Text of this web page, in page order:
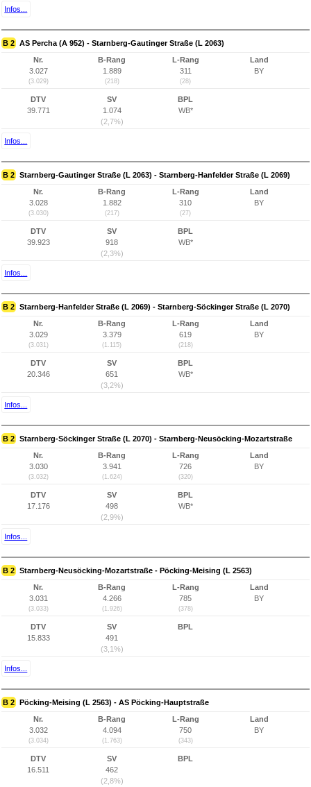
Infos...
B 2 AS Percha (A 952) - Starnberg-Gautinger Straße (L 2063)
Nr.
3.027
(3.029)
B-Rang
1.889
(218)
L-Rang
311
(28)
Land
BY
DTV
39.771
SV
1.074
(2,7%)
BPL
WB*
Infos...
B 2 Starnberg-Gautinger Straße (L 2063) - Starnberg-Hanfelder Straße (L 2069)
Nr.
3.028
(3.030)
B-Rang
1.882
(217)
L-Rang
310
(27)
Land
BY
DTV
39.923
SV
918
(2,3%)
BPL
WB*
Infos...
B 2 Starnberg-Hanfelder Straße (L 2069) - Starnberg-Söckinger Straße (L 2070)
Nr.
3.029
(3.031)
B-Rang
3.379
(1.115)
L-Rang
619
(218)
Land
BY
DTV
20.346
SV
651
(3,2%)
BPL
WB*
Infos...
B 2 Starnberg-Söckinger Straße (L 2070) - Starnberg-Neusöcking-Mozartstraße
Nr.
3.030
(3.032)
B-Rang
3.941
(1.624)
L-Rang
726
(320)
Land
BY
DTV
17.176
SV
498
(2,9%)
BPL
WB*
Infos...
B 2 Starnberg-Neusöcking-Mozartstraße - Pöcking-Meising (L 2563)
Nr.
3.031
(3.033)
B-Rang
4.266
(1.926)
L-Rang
785
(378)
Land
BY
DTV
15.833
SV
491
(3,1%)
BPL
Infos...
B 2 Pöcking-Meising (L 2563) - AS Pöcking-Hauptstraße
Nr.
3.032
(3.034)
B-Rang
4.094
(1.763)
L-Rang
750
(343)
Land
BY
DTV
16.511
SV
462
(2,8%)
BPL